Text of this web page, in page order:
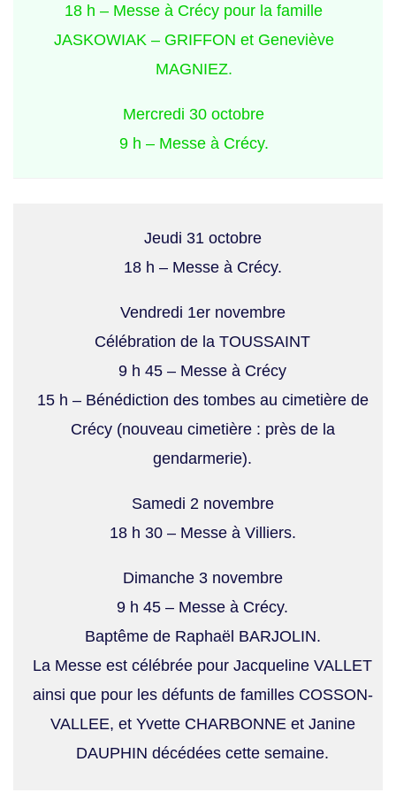
18 h – Messe à Crécy pour la famille
JASKOWIAK – GRIFFON et Geneviève
MAGNIEZ.
Mercredi 30 octobre
9 h – Messe à Crécy.
Jeudi 31 octobre
18 h – Messe à Crécy.
Vendredi 1er novembre
Célébration de la TOUSSAINT
9 h 45 – Messe à Crécy
15 h – Bénédiction des tombes au cimetière de
Crécy (nouveau cimetière : près de la
gendarmerie).
Samedi 2 novembre
18 h 30 – Messe à Villiers.
Dimanche 3 novembre
9 h 45 – Messe à Crécy.
Baptême de Raphaël BARJOLIN.
La Messe est célébrée pour Jacqueline VALLET
ainsi que pour les défunts de familles COSSON-
VALLEE, et Yvette CHARBONNE et Janine
DAUPHIN décédées cette semaine.